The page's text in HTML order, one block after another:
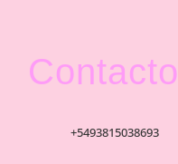
Contacto
+5493815038693